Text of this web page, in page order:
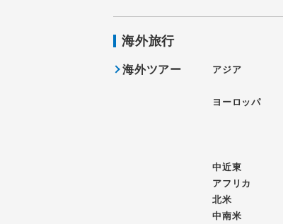
海外旅行
海外ツアー アジア
ヨーロッパ
中近東
アフリカ
北米
中南米